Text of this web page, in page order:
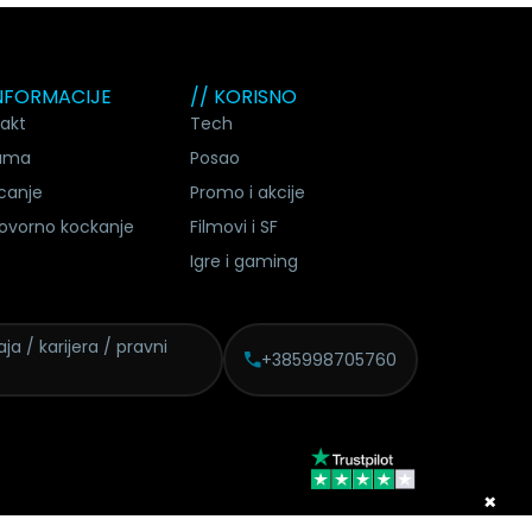
×
kockanje
// KORISNO
Tech
Posao
Promo i akcije
Filmovi i SF
Igre i gaming
/ karijera / pravni
+385998705760